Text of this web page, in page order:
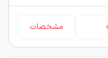
مشخصات